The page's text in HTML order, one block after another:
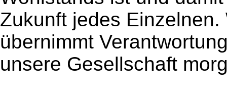
Zukunft jedes
übernimmt
unsere Gesellschaft